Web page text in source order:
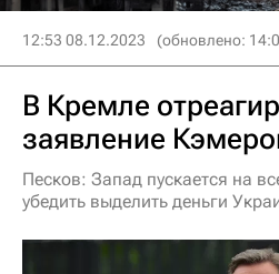
12:53 08.12.2023 (обновлено:
В Кремле
заявление
Песков: Запад пускается на
убедить выделить деньги